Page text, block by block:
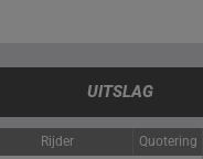
UITSLAG
Rijder Quotering